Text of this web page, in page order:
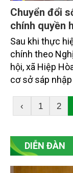
Chuyển đổi
chính quyền
Sau khi thực
chính theo
hội, xã Hiệp
cơ sở sáp
Thắng. Từ
nông thôn
trên 92 nghìn
cơ hội phát
thiết về đổi
‹ 1 2
DIỄN ĐÀN